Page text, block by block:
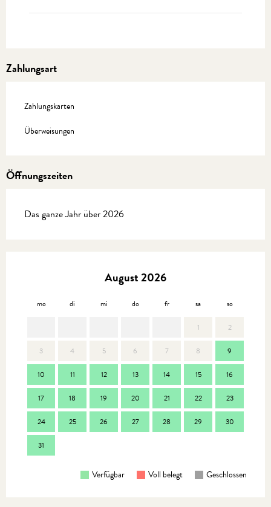
Zahlungsart
Zahlungskarten
Überweisungen
Öffnungszeiten
Das ganze Jahr über 2026
August 2026
mo di mi do fr sa so
1 2
3 4 5 6 7 8 9
10 11 12 13 14 15 16
17 18 19 20 21 22 23
24 25 26 27 28 29 30
31
Verfügbar Voll belegt Geschlossen